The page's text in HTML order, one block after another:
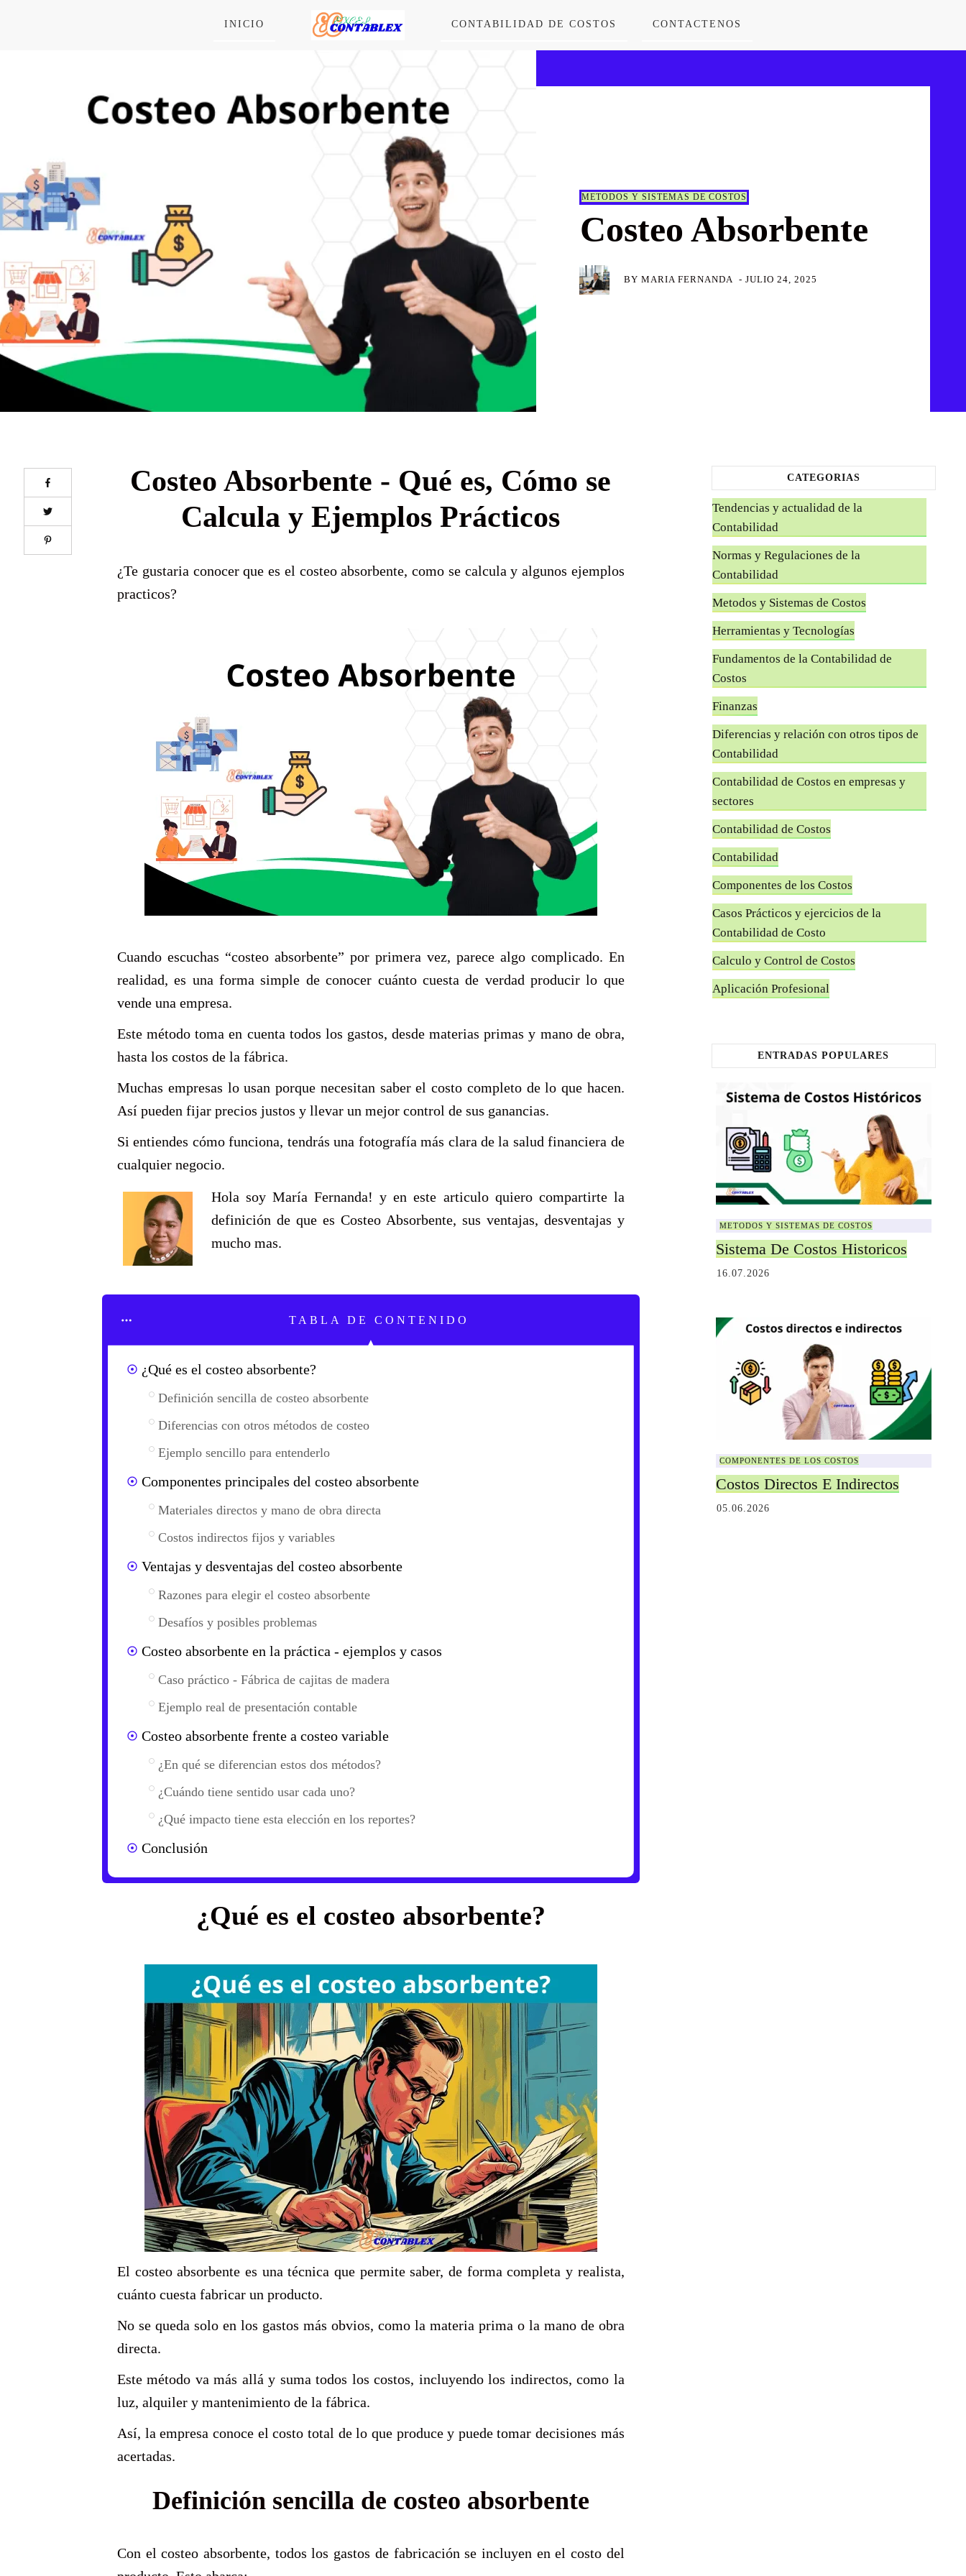
INICIO CONTABILIDAD DE COSTOS CONTACTENOS
METODOS Y SISTEMAS DE COSTOS
Costeo Absorbente
BY MARIA FERNANDA- JULIO 24, 2025
Costeo Absorbente - Qué es, Cómo se
Calcula y Ejemplos Prácticos
¿Te gustaria conocer que es el costeo absorbente, como se calcula y algunos ejemplos
practicos?
Cuando escuchas “costeo absorbente” por primera vez, parece algo complicado. En
realidad, es una forma simple de conocer cuánto cuesta de verdad producir lo que
vende una empresa.
Este método toma en cuenta todos los gastos, desde materias primas y mano de obra,
hasta los costos de la fábrica.
Muchas empresas lo usan porque necesitan saber el costo completo de lo que hacen.
Así pueden fijar precios justos y llevar un mejor control de sus ganancias.
Si entiendes cómo funciona, tendrás una fotografía más clara de la salud financiera de
cualquier negocio.
Hola soy María Fernanda! y en este articulo quiero compartirte la
definición de que es Costeo Absorbente, sus ventajas, desventajas y
mucho mas.
TABLA DE CONTENIDO
¿Qué es el costeo absorbente?
Definición sencilla de costeo absorbente
Diferencias con otros métodos de costeo
Ejemplo sencillo para entenderlo
Componentes principales del costeo absorbente
Materiales directos y mano de obra directa
Costos indirectos fijos y variables
Ventajas y desventajas del costeo absorbente
Razones para elegir el costeo absorbente
Desafíos y posibles problemas
Costeo absorbente en la práctica - ejemplos y casos
Caso práctico - Fábrica de cajitas de madera
Ejemplo real de presentación contable
Costeo absorbente frente a costeo variable
¿En qué se diferencian estos dos métodos?
¿Cuándo tiene sentido usar cada uno?
¿Qué impacto tiene esta elección en los reportes?
Conclusión
¿Qué es el costeo absorbente?
El costeo absorbente es una técnica que permite saber, de forma completa y realista,
cuánto cuesta fabricar un producto.
No se queda solo en los gastos más obvios, como la materia prima o la mano de obra
directa.
Este método va más allá y suma todos los costos, incluyendo los indirectos, como la
luz, alquiler y mantenimiento de la fábrica.
Así, la empresa conoce el costo total de lo que produce y puede tomar decisiones más
acertadas.
Definición sencilla de costeo absorbente
Con el costeo absorbente, todos los gastos de fabricación se incluyen en el costo del
CATEGORIAS
Tendencias y actualidad de la
Contabilidad
Normas y Regulaciones de la
Contabilidad
Metodos y Sistemas de Costos
Herramientas y Tecnologías
Fundamentos de la Contabilidad de
Costos
Finanzas
Diferencias y relación con otros tipos de
Contabilidad
Contabilidad de Costos en empresas y
sectores
Contabilidad de Costos
Contabilidad
Componentes de los Costos
Casos Prácticos y ejercicios de la
Contabilidad de Costo
Calculo y Control de Costos
Aplicación Profesional
ENTRADAS POPULARES
METODOS Y SISTEMAS DE COSTOS
Sistema De Costos Historicos
16.07.2026
COMPONENTES DE LOS COSTOS
Costos Directos E Indirectos
05.06.2026